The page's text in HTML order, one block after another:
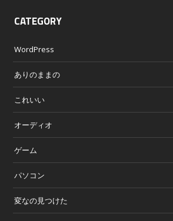
CATEGORY
WordPress
ありのままの
これいい
オーディオ
ゲーム
パソコン
変なの見つけた